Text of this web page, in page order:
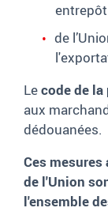
de
Lecode de
aux
dédouanées.
Ces
de l'Union
l'ensemble